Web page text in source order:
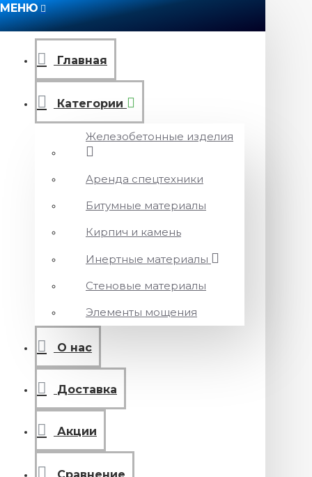
МЕНЮ
Главная
Категории
Железобетонные изделия
Аренда спецтехники
Битумные материалы
Кирпич и камень
Инертные материалы
Стеновые материалы
Элементы мощения
О нас
Доставка
Акции